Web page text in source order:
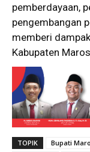
pemberdayaan,
pengembangan
memberi
Kabupaten
TOPIK Bupati